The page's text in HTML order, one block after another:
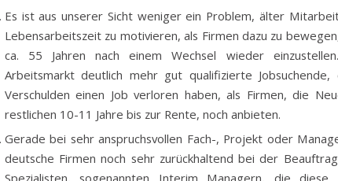
Es ist aus unserer Sicht weniger ein Problem, älter
Lebensarbeitszeit zu motivieren, als Firmen dazu zu
ca. 55 Jahren nach einem Wechsel wieder
Arbeitsmarkt deutlich mehr gut qualifizierte
Verschulden einen Job verloren haben, als Firmen, die
restlichen 10-11 Jahre bis zur Rente, noch anbieten.
Gerade bei sehr anspruchsvollen Fach-, Projekt oder
deutsche Firmen noch sehr zurückhaltend bei der
Spezialisten, sogenannten Interim Managern, die